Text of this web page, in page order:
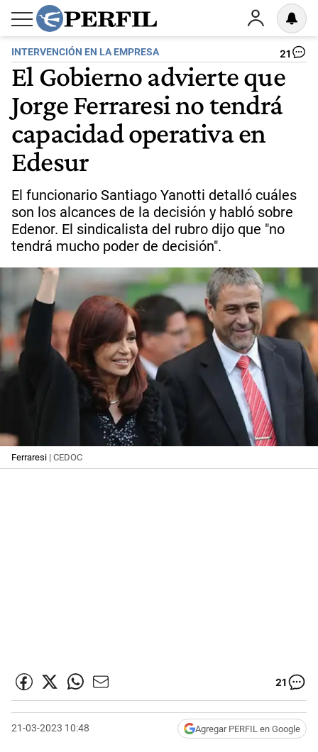
INTERVENCIÓN EN LA EMPRESA 21
El Gobierno advierte que
Jorge Ferraresi no tendrá
capacidad operativa en
Edesur
El funcionario Santiago Yanotti detalló cuáles
son los alcances de la decisión y habló sobre
Edenor. El sindicalista del rubro dijo que "no
tendrá mucho poder de decisión".
Ferraresi | CEDOC
21
21-03-2023 10:48 Agregar PERFIL en Google